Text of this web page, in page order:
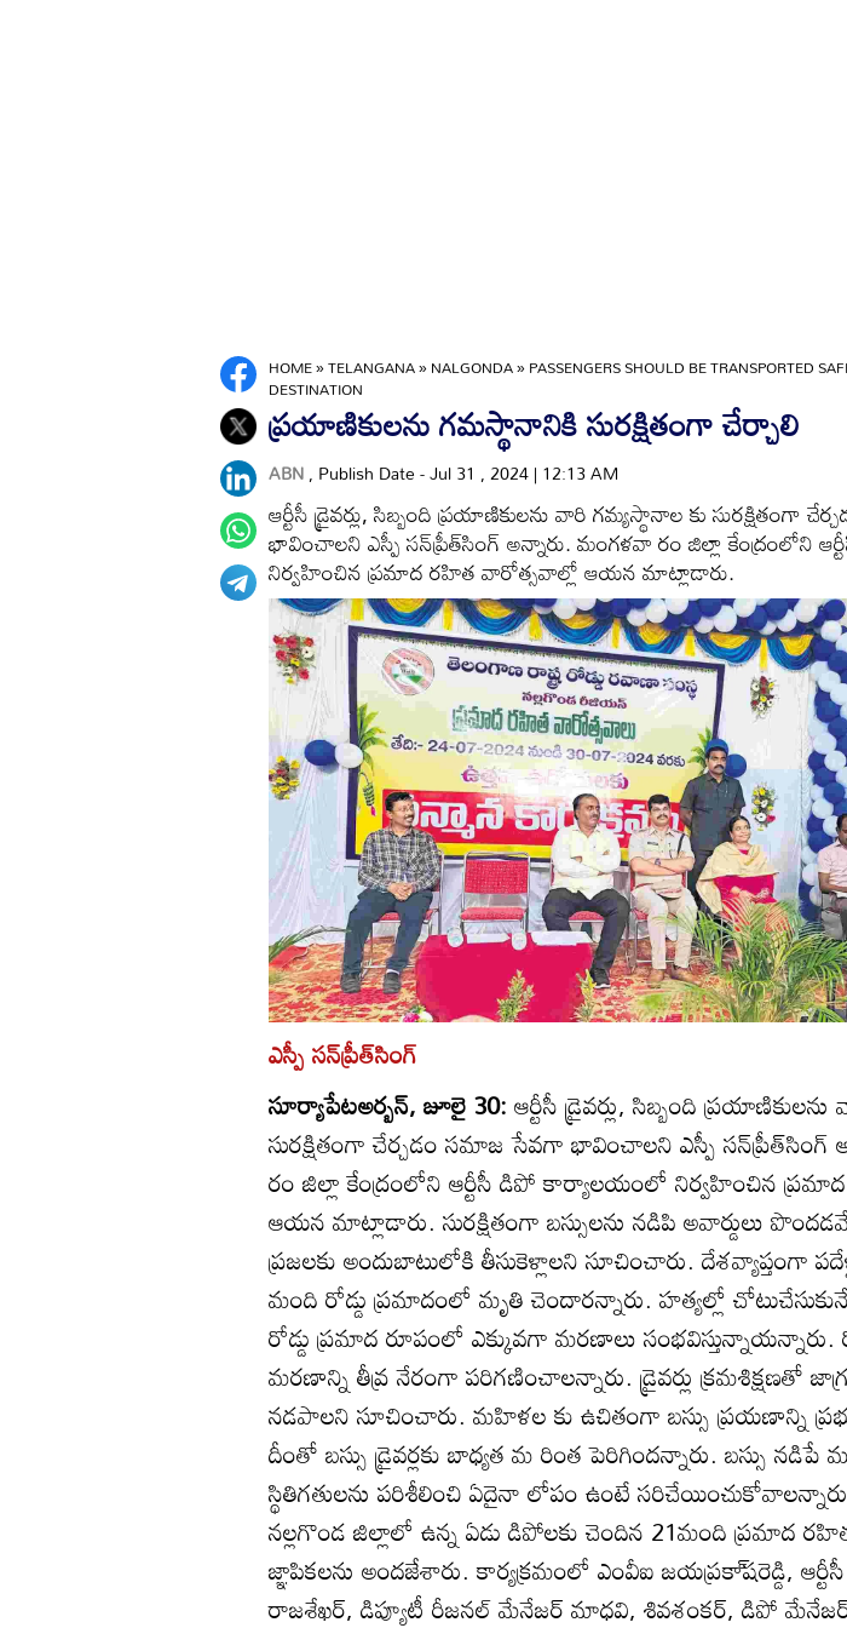
HOME»TELANGANA»NALGONDA»PASSENGERS SHOULD BE TRANSPORTED
DESTINATION
ప్రయాణికులను గమస్థానానికి సురక్షితంగా చేర్చాలి
ABN, Publish Date - Jul 31 , 2024 | 12:13 AM
ఆర్టీసీ డ్రైవర్లు, సిబ్బంది ప్రయాణికులను వారి గమ్యస్థానాల కు సురక్షితంగా
భావించాలని ఎస్పీ సన్‌ప్రీత్‌సింగ్‌ అన్నారు. మంగళవా రం జిల్లా కేంద్రంలోని
నిర్వహించిన ప్రమాద రహిత వారోత్సవాల్లో ఆయన మాట్లాడారు.
ఎస్పీ సన్‌ప్రీత్‌సింగ్‌
సూర్యాపేటఅర్బన్‌, జూలై 30:ఆర్టీసీ డ్రైవర్లు, సిబ్బంది
సురక్షితంగా చేర్చడం సమాజ సేవగా భావించాలని ఎస్పీ సన్‌ప్రీత్‌సింగ్‌
రం జిల్లా కేంద్రంలోని ఆర్టీసీ డిపో కార్యాలయంలో నిర్వహించిన
ఆయన మాట్లాడారు. సురక్షితంగా బస్సులను నడిపి అవార్డులు
ప్రజలకు అందుబాటులోకి తీసుకెళ్లాలని సూచించారు. దేశవ్యాప్తంగా
మంది రోడ్డు ప్రమాదంలో మృతి చెందారన్నారు. హత్యల్లో
రోడ్డు ప్రమాద రూపంలో ఎక్కువగా మరణాలు సంభవిస్తున్నాయన్నారు.
మరణాన్ని తీవ్ర నేరంగా పరిగణించాలన్నారు. డ్రైవర్లు క్రమశిక్షణతో
నడపాలని సూచించారు. మహిళల కు ఉచితంగా బస్సు ప్రయణాన్ని
దీంతో బస్సు డ్రైవర్లకు బాధ్యత మ రింత పెరిగిందన్నారు. బస్సు నడిపే
స్థితిగతులను పరిశీలించి ఏదైనా లోపం ఉంటే
నల్లగొండ జిల్లాలో ఉన్న ఏడు డిపోలకు చెందిన 21మంది ప్రమాద రహిత
జ్ఞాపికలను అందజేశారు. కార్యక్రమంలో ఎంవీఐ జయప్రకా్‌షరెడ్డి,
రాజశేఖర్‌, డిప్యూటీ రీజనల్‌ మేనేజర్‌ మాధవి, శివశంకర్‌, డిపో మేనేజర్‌